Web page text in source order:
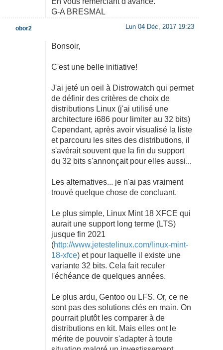
G-A BRESMAL
Lun 04 Déc, 2017 19:23
Bonsoir,
C'est une belle initiative!
J'ai jeté un oeil à Distrowatch qui permet
de définir des critères de choix de
distributions Linux (j'ai utilisé une
architecture i686 pour limiter au 32 bits)
Cependant, après avoir visualisé la liste
et parcouru les sites des distributions, il
s'avérait souvent que la fin du support
du 32 bits s'annonçait pour elles aussi...
Les alternatives... je n'ai pas vraiment
trouvé quelque chose de concluant.
Le plus simple, Linux Mint 18 XFCE qui
aurait une support long terme (LTS)
jusque fin 2021
(http://www.jetestelinux.com/linux-mint-
18-xfce) et pour laquelle il existe une
variante 32 bits. Cela fait reculer
l'échéance de quelques années.
Le plus ardu, Gentoo ou LFS. Or, ce ne
sont pas des solutions clés en main. On
pourrait plutôt les comparer à de
distributions en kit. Mais elles ont le
mérite de pouvoir s'adapter à toute
obor2